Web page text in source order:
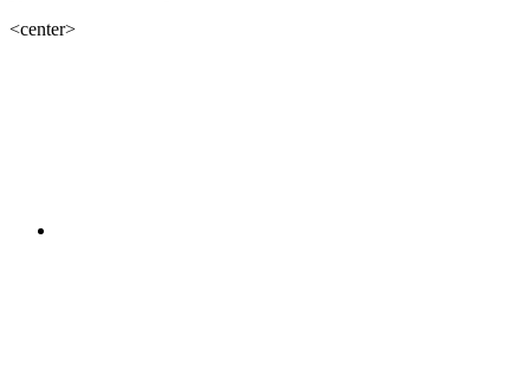
<center>